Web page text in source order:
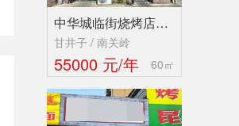
中华城临街烧烤店…
甘井子 / 南关岭
55000 元/年 60㎡